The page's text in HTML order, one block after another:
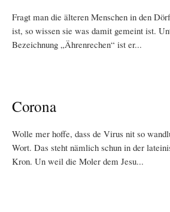
Fragt man die älteren Menschen in den
ist, so wissen sie was damit gemeint ist.
Bezeichnung „Ährenrechen“ ist er...
Corona
Wolle mer hoffe, dass de Virus nit so
Wort. Das steht nämlich schun in der
Kron. Un weil die Moler dem Jesu...